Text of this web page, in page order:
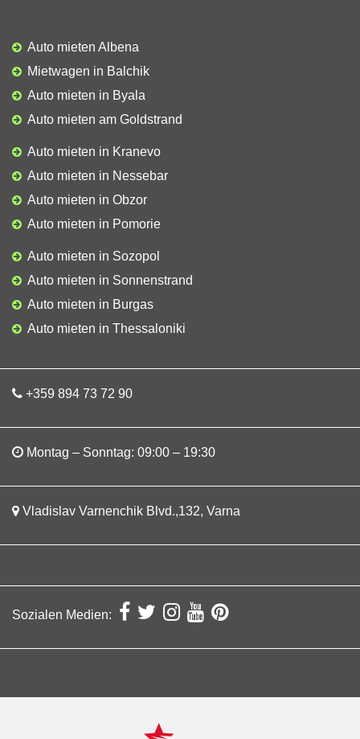
Auto mieten Albena
Mietwagen in Balchik
Auto mieten in Byala
Auto mieten am Goldstrand
Auto mieten in Kranevo
Auto mieten in Nessebar
Auto mieten in Obzor
Auto mieten in Pomorie
Auto mieten in Sozopol
Auto mieten in Sonnenstrand
Auto mieten in Burgas
Auto mieten in Thessaloniki
+359 894 73 72 90
Montag – Sonntag: 09:00 – 19:30
Vladislav Varnenchik Blvd.,132, Varna
Sozialen Medien: